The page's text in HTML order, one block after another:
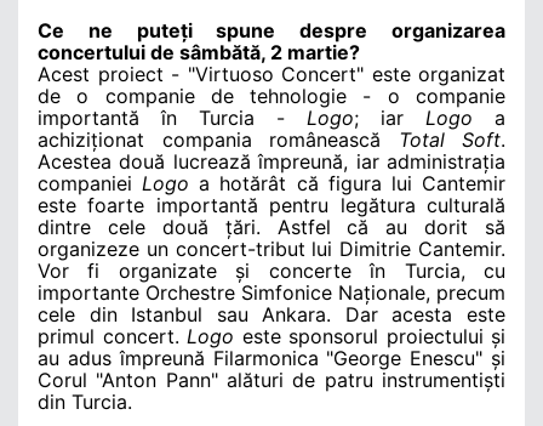
Ce ne puteți spune despre organizarea
concertului de sâmbătă, 2 martie?
Acest proiect - "Virtuoso Concert" este organizat
de o companie de tehnologie - o companie
importantă în Turcia - Logo; iar Logo a
achiziționat compania românească Total Soft.
Acestea două lucrează împreună, iar administrația
companiei Logo a hotărât că figura lui Cantemir
este foarte importantă pentru legătura culturală
dintre cele două țări. Astfel că au dorit să
organizeze un concert-tribut lui Dimitrie Cantemir.
Vor fi organizate și concerte în Turcia, cu
importante Orchestre Simfonice Naționale, precum
cele din Istanbul sau Ankara. Dar acesta este
primul concert. Logo este sponsorul proiectului și
au adus împreună Filarmonica "George Enescu" și
Corul "Anton Pann" alături de patru instrumentiști
din Turcia.